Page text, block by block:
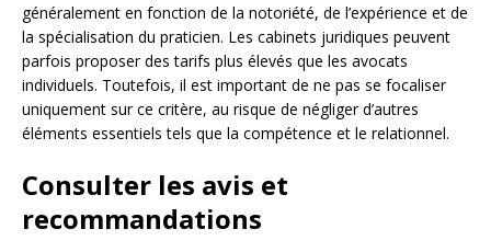
généralement en fonction de la notoriété, de l’expérience et de
la spécialisation du praticien. Les cabinets juridiques peuvent
parfois proposer des tarifs plus élevés que les avocats
individuels. Toutefois, il est important de ne pas se focaliser
uniquement sur ce critère, au risque de négliger d’autres
éléments essentiels tels que la compétence et le relationnel.
Consulter les avis et
recommandations